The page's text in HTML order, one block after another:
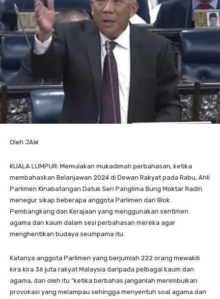
Oleh JAW
KUALA LUMPUR: Memulakan mukadimah perbahasan, ketika
membahaskan Belanjawan 2024 di Dewan Rakyat pada Rabu, Ahli
Parlimen Kinabatangan Datuk Seri Panglima Bung Moktar Radin
menegur sikap beberapa anggota Parlimen dari Blok
Pembangkang dan Kerajaan yang menggunakan sentimen
agama dan kaum dalam sesi perbahasan mereka agar
menghentikan budaya seumpama itu.
Katanya anggota Parlimen yang berjumlah 222 orang mewakili
kira kira 36 juta rakyat Malaysia daripada pelbagai kaum dan
agama, dan oleh itu “ketika berbahas janganlah menimbulkan
provokasi yang melampau sehingga menyentuh soal agama dan